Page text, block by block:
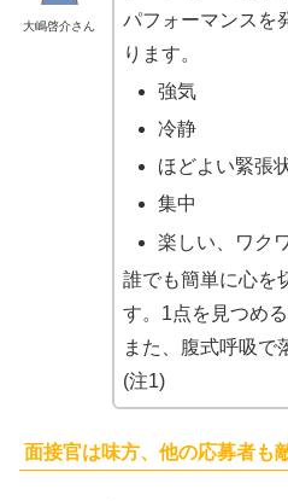
大嶋啓介さん
パフォーマンスを
ります。
強気
冷静
ほどよい緊張
集中
楽しい、ワク
誰でも簡単に心を
す。1点を見つめる
また、腹式呼吸で
(注1)
面接官は味方、他の応募者も